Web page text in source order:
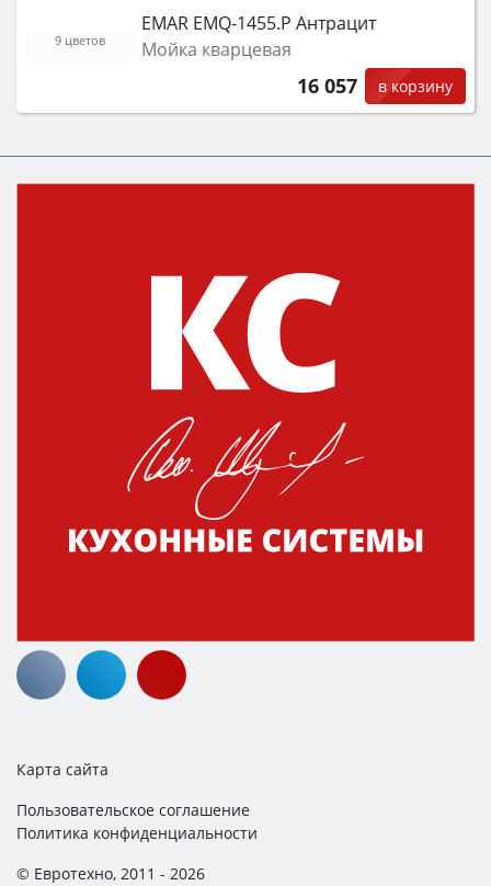
EMAR EMQ-1455.P Антрацит
Мойка кварцевая
16 057 в корзину
9 цветов
Карта сайта
Пользовательское соглашение
Политика конфиденциальности
© Евротехно, 2011 - 2026